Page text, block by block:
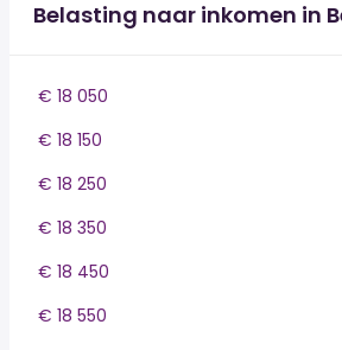
Belasting naar inkomen in
€ 18 050
€ 18 150
€ 18 250
€ 18 350
€ 18 450
€ 18 550